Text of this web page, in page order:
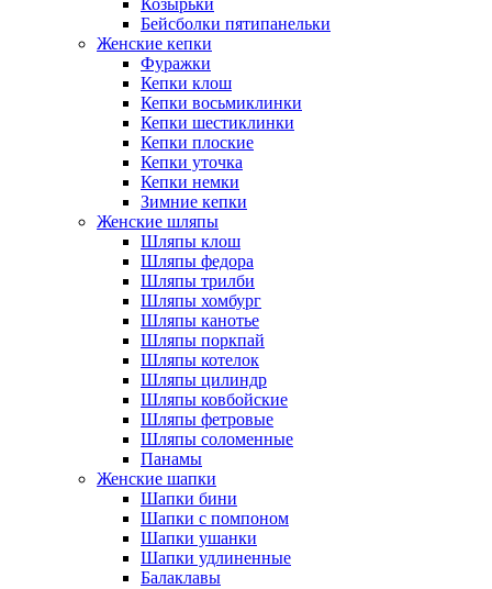
Козырьки
Бейсболки пятипанельки
Женские кепки
Фуражки
Кепки клош
Кепки восьмиклинки
Кепки шестиклинки
Кепки плоские
Кепки уточка
Кепки немки
Зимние кепки
Женские шляпы
Шляпы клош
Шляпы федора
Шляпы трилби
Шляпы хомбург
Шляпы канотье
Шляпы поркпай
Шляпы котелок
Шляпы цилиндр
Шляпы ковбойские
Шляпы фетровые
Шляпы соломенные
Панамы
Женские шапки
Шапки бини
Шапки с помпоном
Шапки ушанки
Шапки удлиненные
Балаклавы